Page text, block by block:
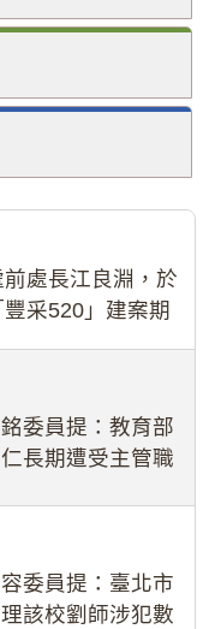
處長江良淵，於
采520」建案期
長期收受建商餽
，圖利默許建商
委員提：教育部
長期遭受主管職
業安全衛生法」
委員提：臺北市
該校劉師涉犯數